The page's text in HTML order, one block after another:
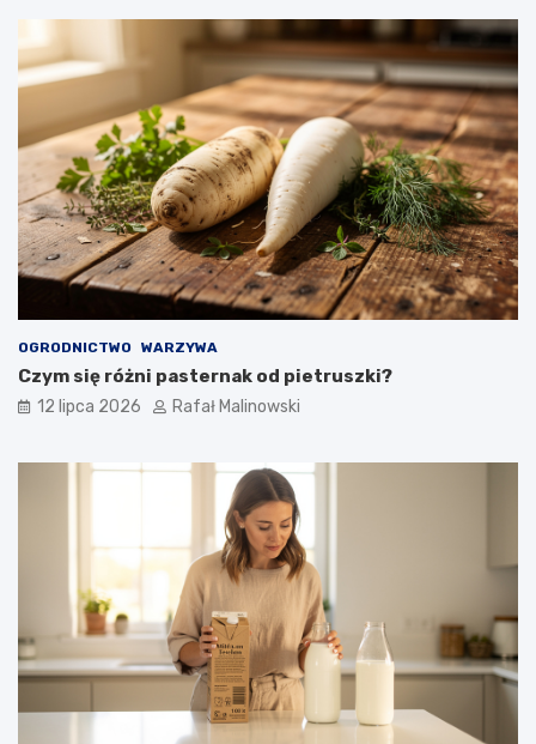
OGRODNICTWO WARZYWA
Czym się różni pasternak od pietruszki?
12 lipca 2026 Rafał Malinowski